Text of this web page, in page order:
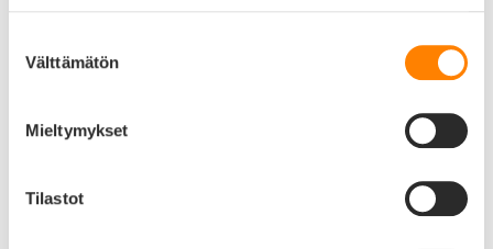
valinta
Välttämätön
Mieltymykset
Tilastot
Koiran
Nimilaatasta näkyy hyvin koiran nimi, ja omistajan puh.numero. Lisäksi se on
oikean kokoinen pienelle koiralle.
18/09/2023